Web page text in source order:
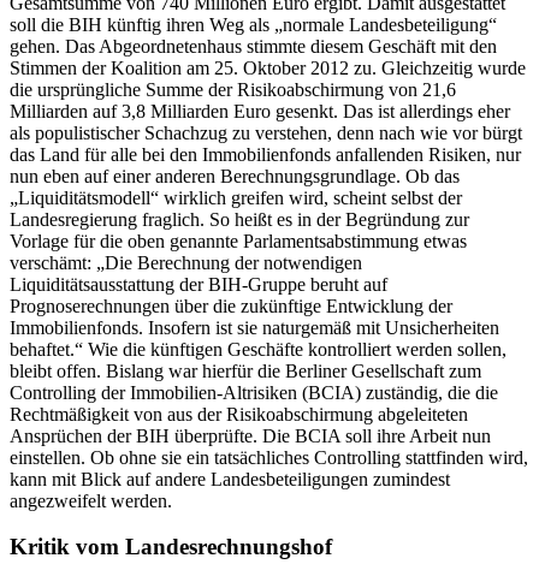
soll die BIH künftig ihren Weg als „normale Landesbeteiligung“
gehen. Das Abgeordnetenhaus stimmte diesem Geschäft mit den
Stimmen der Koalition am 25. Oktober 2012 zu. Gleichzeitig wurde
die ursprüngliche Summe der Risikoabschirmung von 21,6
Milliarden auf 3,8 Milliarden Euro gesenkt. Das ist allerdings eher
als populistischer Schachzug zu verstehen, denn nach wie vor bürgt
das Land für alle bei den Immobilienfonds anfallenden Risiken, nur
nun eben auf einer anderen Berechnungsgrundlage. Ob das
„Liquiditätsmodell“ wirklich greifen wird, scheint selbst der
Landesregierung fraglich. So heißt es in der Begründung zur
Vorlage für die oben genannte Parlamentsabstimmung etwas
verschämt: „Die Berechnung der notwendigen
Liquiditätsausstattung der BIH-Gruppe beruht auf
Prognoserechnungen über die zukünftige Entwicklung der
Immobilienfonds. Insofern ist sie naturgemäß mit Unsicherheiten
behaftet.“ Wie die künftigen Geschäfte kontrolliert werden sollen,
bleibt offen. Bislang war hierfür die Berliner Gesellschaft zum
Controlling der Immobilien-Altrisiken (BCIA) zuständig, die die
Rechtmäßigkeit von aus der Risikoabschirmung abgeleiteten
Ansprüchen der BIH überprüfte. Die BCIA soll ihre Arbeit nun
einstellen. Ob ohne sie ein tatsächliches Controlling stattfinden wird,
kann mit Blick auf andere Landesbeteiligungen zumindest
angezweifelt werden.
Kritik vom Landesrechnungshof